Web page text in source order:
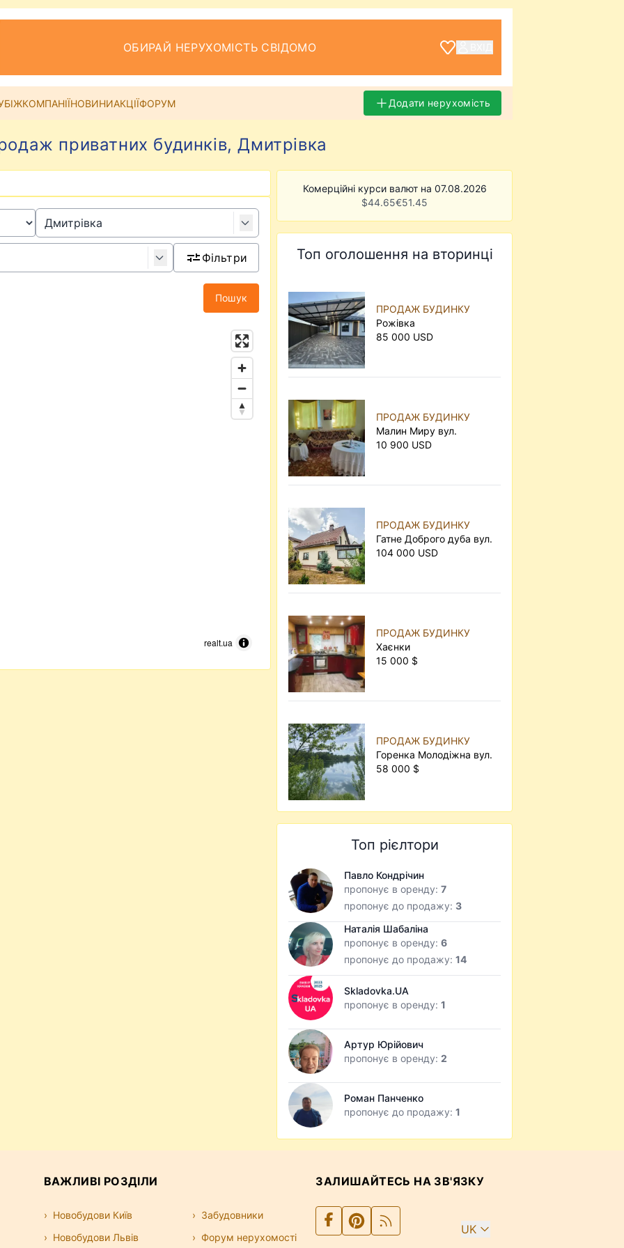
ОБИРАЙ НЕРУХОМІСТЬ СВІДОМО
КОМПАНІЇНОВИНИАКЦІЇФОРУМ Додати нерухомість
приватних будинків, Дмитрівка
Фільтри
Пошук
realt.ua
Комерційні курси валют на 07.08.2026
$44.65€51.45
Топ оголошення на вторинці
ПРОДАЖ БУДИНКУ
Рожівка
85 000 USD
ПРОДАЖ БУДИНКУ
Малин Миру вул.
10 900 USD
ПРОДАЖ БУДИНКУ
Гатне Доброго дуба вул.
104 000 USD
ПРОДАЖ БУДИНКУ
Хаєнки
15 000 $
ПРОДАЖ БУДИНКУ
Горенка Молодіжна вул.
58 000 $
Топ рієлтори
Павло Кондрічин
пропонує в оренду:7
пропонує до продажу: 3
Наталія Шабаліна
пропонує в оренду:6
пропонує до продажу:14
Skladovka.UA
пропонує в оренду:1
Артур Юрійович
пропонує в оренду:2
Роман Панченко
пропонує до продажу:1
ВАЖЛИВІ РОЗДІЛИ
Новобудови Київ
Новобудови Львів
Забудовники
Форум нерухомості
ЗАЛИШАЙТЕСЬ НА ЗВ'ЯЗКУ
UK